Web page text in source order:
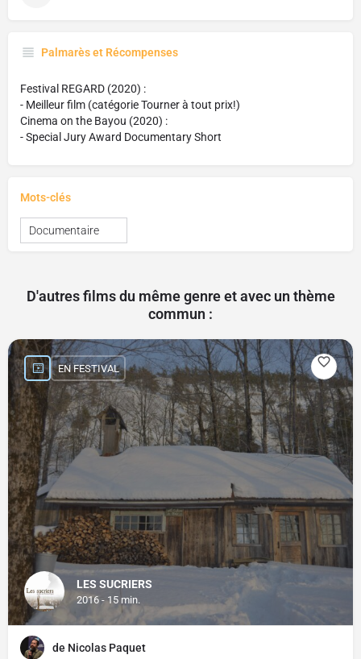
Palmarès et Récompenses
Festival REGARD (2020) :
- Meilleur film (catégorie Tourner à tout prix!)
Cinema on the Bayou (2020) :
- Special Jury Award Documentary Short
Mots-clés
Documentaire
D'autres films du même genre et avec un thème
commun :
LES SUCRIERS
2016 - 15 min.
EN FESTIVAL
de Nicolas Paquet